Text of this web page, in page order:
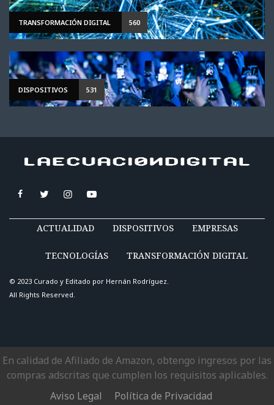
TRANSFORMACIÓN DIGITAL 560
DISPOSITIVOS 531
ACTUALIDAD DISPOSITIVOS EMPRESAS
TECNOLOGÍAS TRANSFORMACIÓN DIGITAL
© 2023 Curado y Editado por Hernán Rodríguez.
All Rights Reserved.
En calidad de Afiliado de Amazon, obtengo ingresos por las
compras adscritas que cumplen los requisitos aplicables.
Aviso Legal
Política de Privacidad